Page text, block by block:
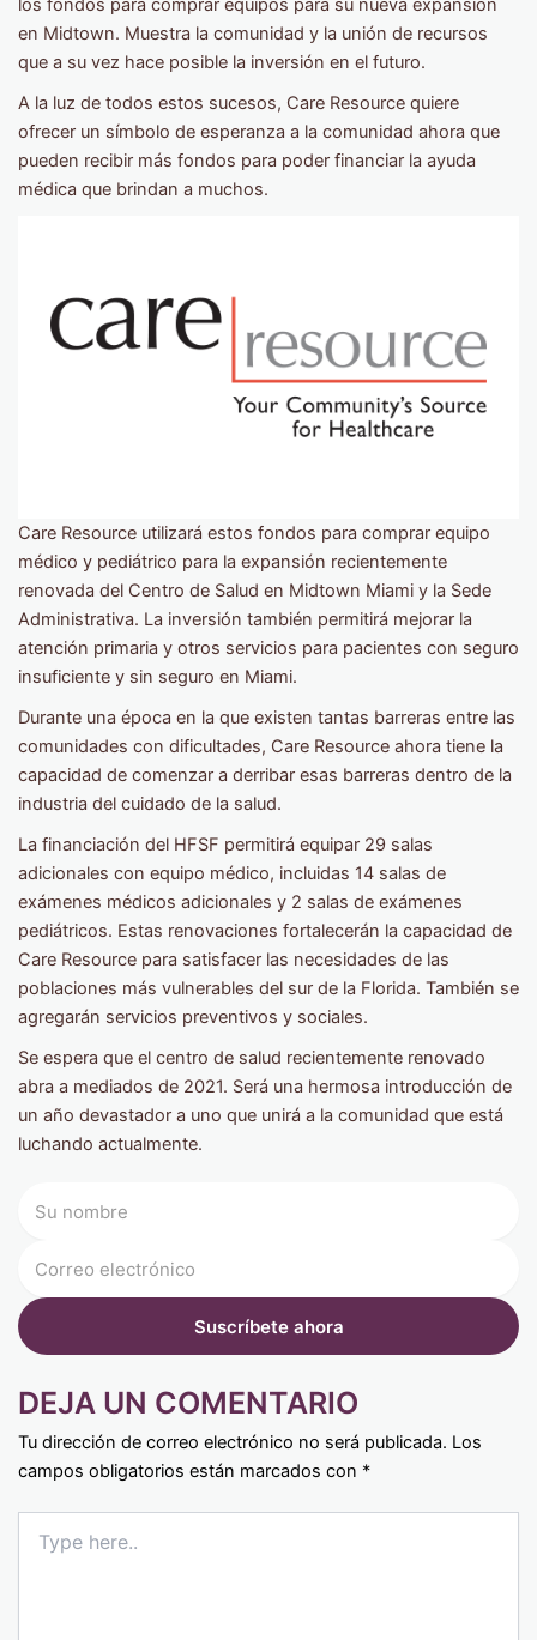
los fondos para comprar equipos para su nueva expansión
en Midtown. Muestra la comunidad y la unión de recursos
que a su vez hace posible la inversión en el futuro.
A la luz de todos estos sucesos, Care Resource quiere
ofrecer un símbolo de esperanza a la comunidad ahora que
pueden recibir más fondos para poder financiar la ayuda
médica que brindan a muchos.
Care Resource utilizará estos fondos para comprar equipo
médico y pediátrico para la expansión recientemente
renovada del Centro de Salud en Midtown Miami y la Sede
Administrativa. La inversión también permitirá mejorar la
atención primaria y otros servicios para pacientes con seguro
insuficiente y sin seguro en Miami.
Durante una época en la que existen tantas barreras entre las
comunidades con dificultades, Care Resource ahora tiene la
capacidad de comenzar a derribar esas barreras dentro de la
industria del cuidado de la salud.
La financiación del HFSF permitirá equipar 29 salas
adicionales con equipo médico, incluidas 14 salas de
exámenes médicos adicionales y 2 salas de exámenes
pediátricos. Estas renovaciones fortalecerán la capacidad de
Care Resource para satisfacer las necesidades de las
poblaciones más vulnerables del sur de la Florida. También se
agregarán servicios preventivos y sociales.
Se espera que el centro de salud recientemente renovado
abra a mediados de 2021. Será una hermosa introducción de
un año devastador a uno que unirá a la comunidad que está
luchando actualmente.
DEJA UN COMENTARIO
Tu dirección de correo electrónico no será publicada. Los
campos obligatorios están marcados con *
here..